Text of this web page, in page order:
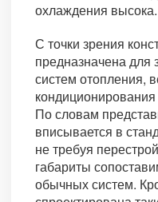
охлаждения высока.
С точки зрения
предназначена
систем отопления,
По словам
вписывается в
не требуя
габариты
обычных систем.